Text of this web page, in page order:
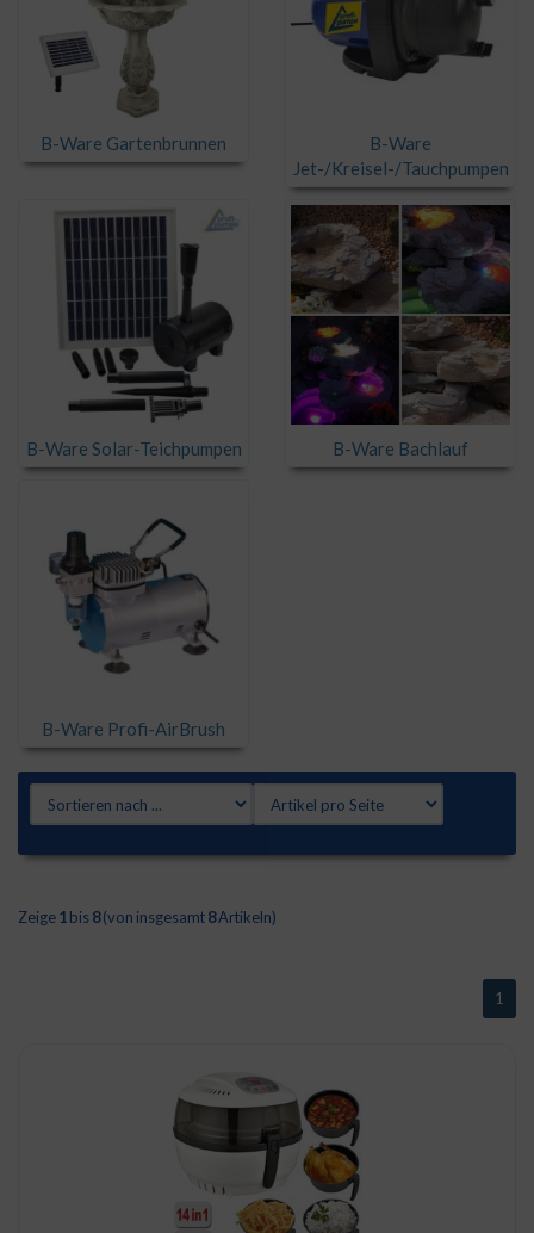
B-Ware Gartenbrunnen
B-Ware
Jet-/Kreisel-/Tauchpumpen
B-Ware Solar-Teichpumpen B-Ware Bachlauf
B-Ware Profi-AirBrush
Zeige1 bis8(von insgesamt8Artikeln)
1